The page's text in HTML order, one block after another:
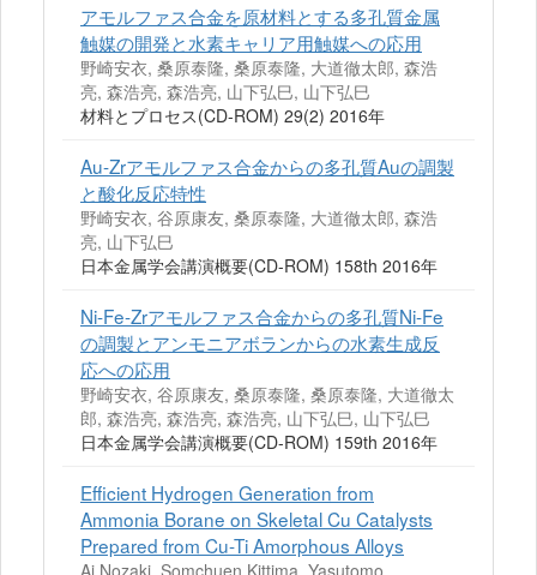
アモルファス合金を原材料とする多孔質金属
触媒の開発と水素キャリア用触媒への応用
野崎安衣, 桑原泰隆, 桑原泰隆, 大道徹太郎, 森浩
亮, 森浩亮, 森浩亮, 山下弘巳, 山下弘巳
材料とプロセス(CD-ROM) 29(2) 2016年
Au-Zrアモルファス合金からの多孔質Auの調製
と酸化反応特性
野崎安衣, 谷原康友, 桑原泰隆, 大道徹太郎, 森浩
亮, 山下弘巳
日本金属学会講演概要(CD-ROM) 158th 2016年
Ni-Fe-Zrアモルファス合金からの多孔質Ni-Fe
の調製とアンモニアボランからの水素生成反
応への応用
野崎安衣, 谷原康友, 桑原泰隆, 桑原泰隆, 大道徹太
郎, 森浩亮, 森浩亮, 森浩亮, 山下弘巳, 山下弘巳
日本金属学会講演概要(CD-ROM) 159th 2016年
Efficient Hydrogen Generation from
Ammonia Borane on Skeletal Cu Catalysts
Prepared from Cu-Ti Amorphous Alloys
Ai Nozaki, Somchuen Kittima, Yasutomo